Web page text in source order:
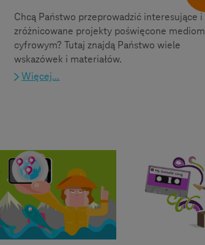
Chcą Państwo przeprowadzić interesujące i
zróżnicowane projekty poświęcone mediom
cyfrowym? Tutaj znajdą Państwo wiele
wskazówek i materiałów.
Więcej...